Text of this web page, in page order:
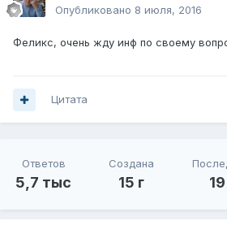
Опубликовано 8 июля, 2016
Феликс, очень жду инф по своему
Цитата
Ответов
5,7 тыс
Создана
15 г